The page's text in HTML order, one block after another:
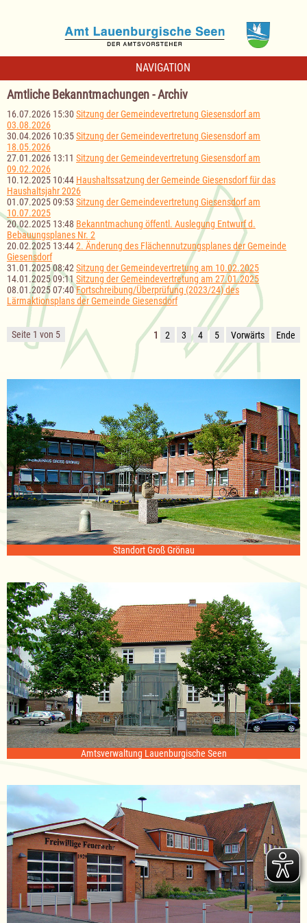
NAVIGATION
Amtliche Bekanntmachungen - Archiv
16.07.2026 15:30 Sitzung der Gemeindevertretung Giesensdorf am
03.08.2026
30.04.2026 10:35Sitzung der Gemeindevertretung Giesensdorf am
18.05.2026
27.01.2026 13:11 Sitzung der Gemeindevertretung Giesensdorf am
09.02.2026
10.12.2025 10:44 Haushaltssatzung der Gemeinde Giesensdorf für das
Haushaltsjahr 2026
01.07.2025 09:53 Sitzung der Gemeindevertretung Giesensdorf am
10.07.2025
20.02.2025 13:48 Bekanntmachung öffentl. Auslegung Entwurf d.
Bebauungsplanes Nr. 2
20.02.2025 13:442. Änderung des Flächennutzungsplanes der Gemeinde
Giesensdorf
31.01.2025 08:42 Sitzung der Gemeindevertretung am 10.02.2025
14.01.2025 09:11 Sitzung der Gemeindevertretung am 27.01.2025
08.01.2025 07:40Fortschreibung/Überprüfung (2023/24) des
Lärmaktionsplans der Gemeinde Giesensdorf
Seite 1 von 5 1 2 3 4 5 Vorwärts Ende
Standort Groß Grönau
Amtsverwaltung Lauenburgische Seen